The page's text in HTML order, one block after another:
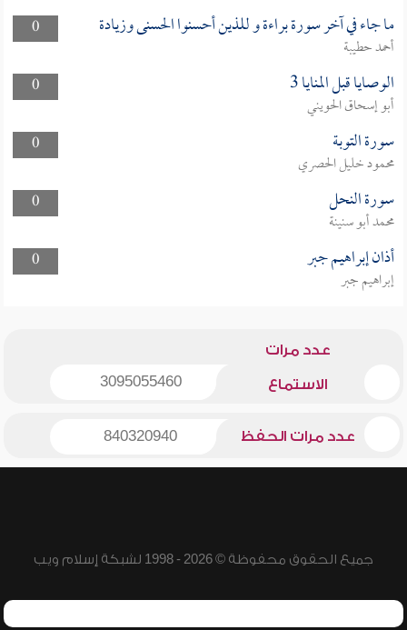
0 ما جاء في آخر سورة براءة و للذين أحسنوا الحسنى وزيادة
أحمد حطيبة
0
الوصايا قبل المنايا 3
أبو إسحاق الحويني
0
سورة التوبة
محمود خليل الحصري
0
سورة النحل
محمد أبو سنينة
0
أذان إبراهيم جبر
إبراهيم جبر
عدد مرات
الاستماع 3095055460
عدد مرات الحفظ 840320940
جميع الحقوق محفوظة © 2026 - 1998 لشبكة إسلام ويب